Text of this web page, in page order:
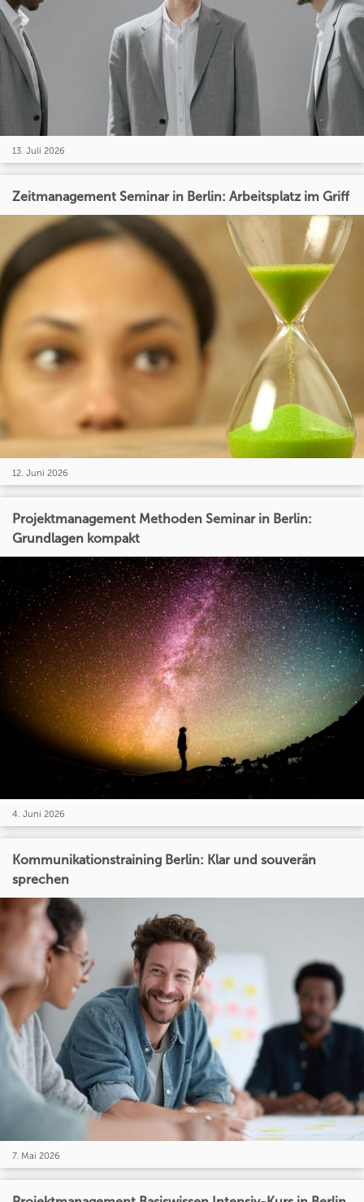
13. Juli 2026
Zeitmanagement Seminar in Berlin: Arbeitsplatz im Griff
12. Juni 2026
Projektmanagement Methoden Seminar in Berlin:
Grundlagen kompakt
4. Juni 2026
Kommunikationstraining Berlin: Klar und souverän
sprechen
7. Mai 2026